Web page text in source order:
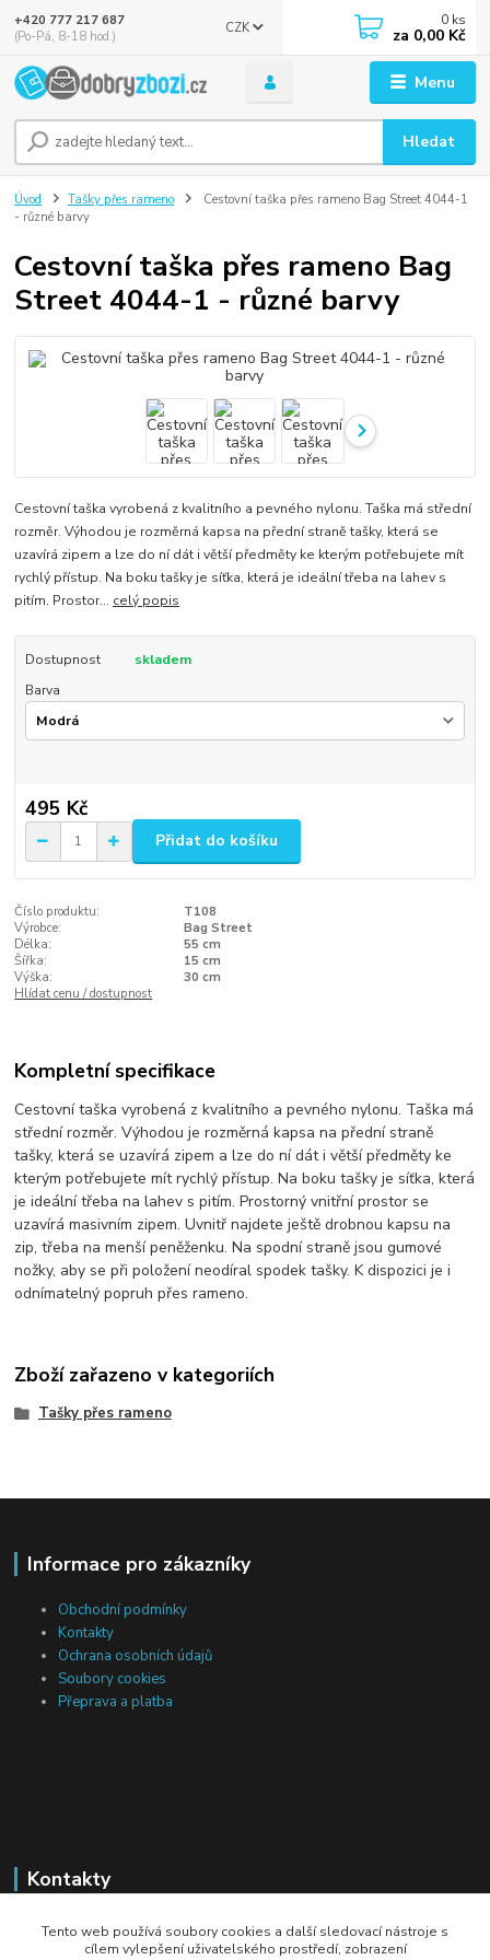
Menu
CZK
Hledat
+420 777 217 687
(Po-Pá, 8-18 hod.)
0 ks
za 0,00 Kč
Úvod Tašky přes rameno
Cestovní taška přes rameno Bag Street 4044-1
- různé barvy
Cestovní taška přes rameno Bag
Street 4044-1 - různé barvy
Cestovní taška vyrobená z kvalitního a pevného nylonu. Taška má střední
rozměr. Výhodou je rozměrná kapsa na přední straně tašky, která se
uzavírá zipem a lze do ní dát i větší předměty ke kterým potřebujete mít
rychlý přístup. Na boku tašky je síťka, která je ideální třeba na lahev s
pitím. Prostor... celý popis
Dostupnost
skladem
Barva
495 Kč
Přidat do košíku
Číslo produktu:
T108
Výrobce:
Bag Street
Délka:
55 cm
Šířka:
15 cm
Výška:
30 cm
Hlídat cenu / dostupnost
Kompletní specifikace
Cestovní taška vyrobená z kvalitního a pevného nylonu. Taška má
střední rozměr. Výhodou je rozměrná kapsa na přední straně
tašky, která se uzavírá zipem a lze do ní dát i větší předměty ke
kterým potřebujete mít rychlý přístup. Na boku tašky je síťka, která
je ideální třeba na lahev s pitím. Prostorný vnitřní prostor se
uzavírá masivním zipem. Uvnitř najdete ještě drobnou kapsu na
zip, třeba na menší peněženku. Na spodní straně jsou gumové
nožky, aby se při položení neodíral spodek tašky. K dispozici je i
odnímatelný popruh přes rameno.
Zboží zařazeno v kategoriích
Tašky přes rameno
Informace pro zákazníky
Obchodní podmínky
Kontakty
Ochrana osobních údajů
Soubory cookies
Přeprava a platba
Kontakty
Michal Tranta
+420 777 217 687
Tento web používá soubory cookies a další sledovací nástroje s
cílem vylepšení uživatelského prostředí, zobrazení